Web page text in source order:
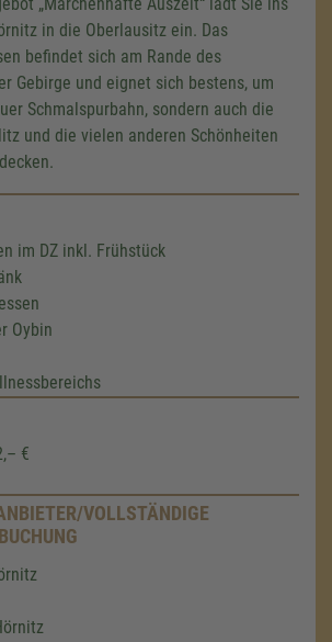
in die Oberlausitz ein. Das
befindet sich am Rande des
Gebirge und eignet sich bestens, um
Schmalspurbahn, sondern auch die
und die vielen anderen Schönheiten
im DZ inkl. Frühstück
Oybin
€
VOLLSTÄNDIGE